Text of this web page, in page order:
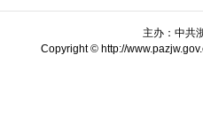
主办：中共
Copyright © http://